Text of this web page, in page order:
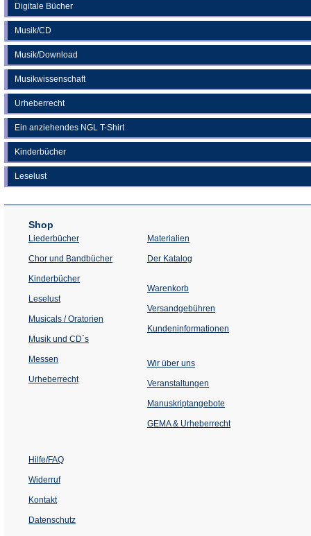
Digitale Bücher
Musik/CD
Musik/Download
Musikwissenschaft
Urheberrecht
Ein anziehendes NGL T-Shirt
Kinderbücher
Leselust
Shop
Liederbücher
Chor und Bandbücher
Kinderbücher
Leselust
Musicals / Oratorien
Musik und CD´s
Messen
Urheberrecht
Materialien
Der Katalog
Warenkorb
Versandgebühren
Kundeninformationen
Wir über uns
Veranstaltungen
einem
Tab)
Manuskriptangebote
GEMA & Urheberrecht
Hilfe/FAQ
Widerruf
Kontakt
Datenschutz